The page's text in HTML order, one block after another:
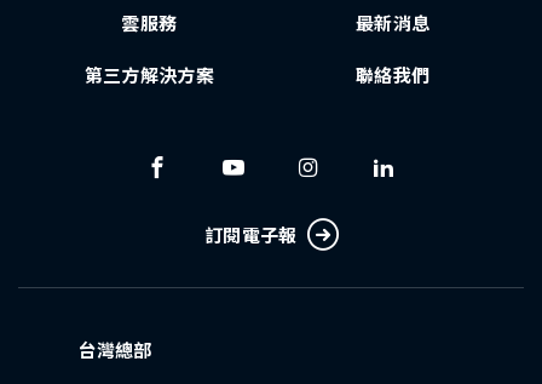
雲服務
第三方解決方案
最新消息
聯絡我們
訂閱電子報
台灣總部